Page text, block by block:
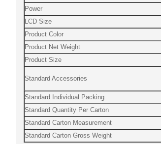
Power
LCD Size
Product Color
Product Net Weight
Product Size
Standard Accessories
Standard Individual Packing
Standard Quantity Per Carton
Standard Carton Measurement
Standard Carton Gross Weight